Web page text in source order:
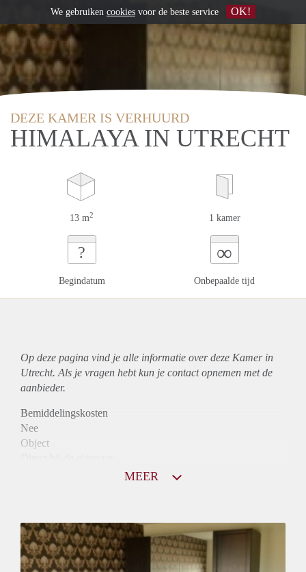
DEZE KAMER IS VERHUURD
HIMALAYA IN UTRECHT
13 m2 1 kamer
?
Begindatum
∞
Onbepaalde tijd
Op deze pagina vind je alle informatie over deze Kamer in
Utrecht. Als je vragen hebt kun je contact opnemen met de
aanbieder.
Bemiddelingskosten
Nee
Object
Huurtoeslag
Niet mogelijk
Inkomen eis
MEER
We gebruiken cookies voor de beste service OK!